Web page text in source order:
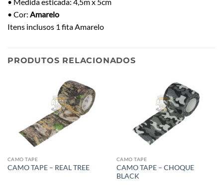
• Cor: Amarelo
Itens inclusos 1 fita Amarelo
PRODUTOS RELACIONADOS
CAMO TAPE
CAMO TAPE – REAL TREE
CAMO TAPE
CAMO TAPE – CHOQUE
BLACK